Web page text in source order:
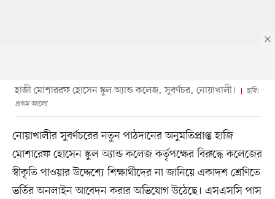
হাজী মোশাররফ হোসেন স্কুল অ্যান্ড কলেজ, সুবর্ণচর, নোয়াখালী।
ছবি:
প্রথম আলো
নোয়াখালীর সুবর্ণচরের নতুন পাঠদানের অনুমতিপ্রাপ্ত হাজি
মোশারেফ হোসেন স্কুল অ্যান্ড কলেজ কর্তৃপক্ষের বিরুদ্ধে কলেজের
স্বীকৃতি পাওয়ার উদ্দেশ্যে শিক্ষার্থীদের না জানিয়ে একাদশ শ্রেণিতে
ভর্তির অনলাইন আবেদন করার অভিযোগ উঠেছে। এসএসসি পাস